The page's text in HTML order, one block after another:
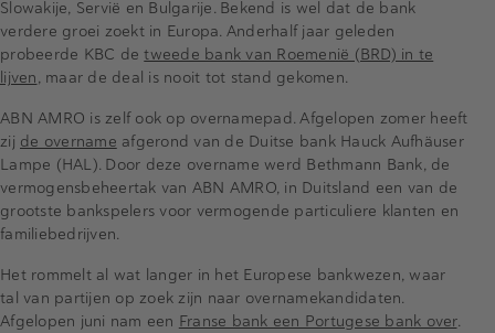
Slowakije, Servië en Bulgarije. Bekend is wel dat de bank
verdere groei zoekt in Europa. Anderhalf jaar geleden
probeerde KBC detweede bank van Roemenië (BRD) in te
lijven, maar de deal is nooit tot stand gekomen.
ABN AMRO is zelf ook op overnamepad. Afgelopen zomer heeft
zij de overname afgerond van de Duitse bank Hauck Aufhäuser
Lampe (HAL). Door deze overname werd Bethmann Bank, de
vermogensbeheertak van ABN AMRO, in Duitsland een van de
grootste bankspelers voor vermogende particuliere klanten en
familiebedrijven.
Het rommelt al wat langer in het Europese bankwezen, waar
tal van partijen op zoek zijn naar overnamekandidaten.
Afgelopen juni nam een Franse bank een Portugese bank over.